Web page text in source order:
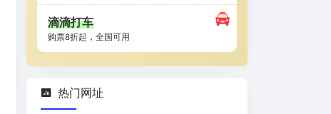
滴滴打车
购票8折起，全国可用
热门网址